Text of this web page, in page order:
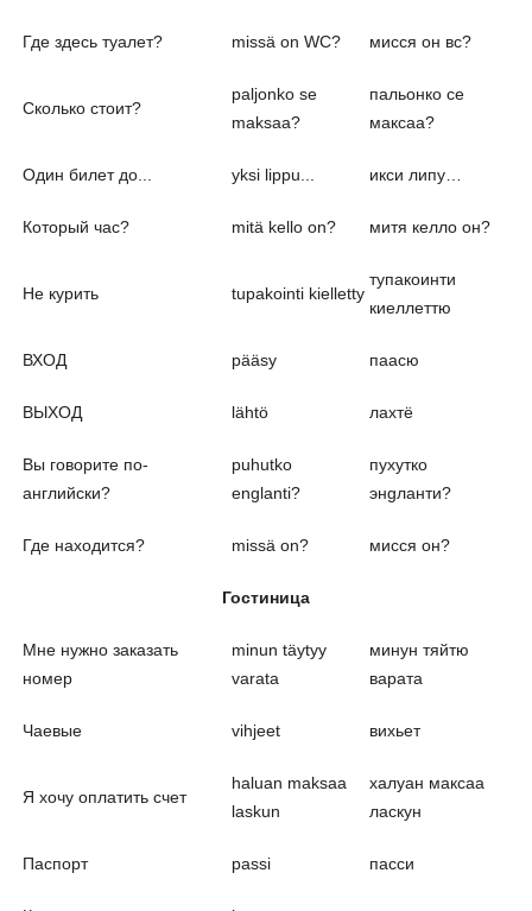
Где здесь туалет? missä on WC? мисся он вс?
Сколько стоит?
paljonko se
maksaa?
пальонко се
максаа?
Один билет до... yksi lippu... икси липу…
Который час? mitä kello on? митя келло он?
Не курить tupakointi kielletty
тупакоинти
киеллеттю
ВХОД pääsy паасю
ВЫХОД lähtö лахтё
Вы говорите по-
английски?
puhutko
englanti?
пухутко
энgланти?
Где находится? missä on? мисся он?
Гостиница
Мне нужно заказать
номер
minun täytyy
varata
минун тяйтю
варата
Чаевые vihjeet вихьет
Я хочу оплатить счет
haluan maksaa
laskun
халуан максаа
ласкун
Паспорт passi пасси